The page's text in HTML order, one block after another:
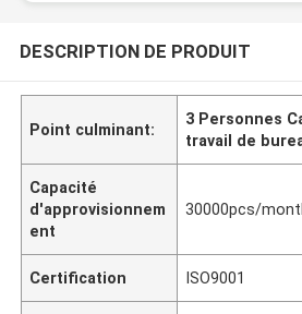
DESCRIPTION DE PRODUIT
Point culminant:
3 Personnes
travail de
Capacité
d'approvisionnem
ent
30000pcs/
Certification ISO9001